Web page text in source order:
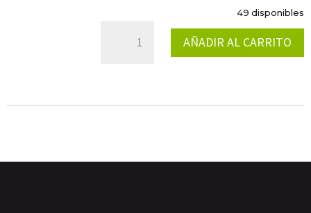
49 disponibles
ESTRIBERAS
AÑADIR AL CARRITO